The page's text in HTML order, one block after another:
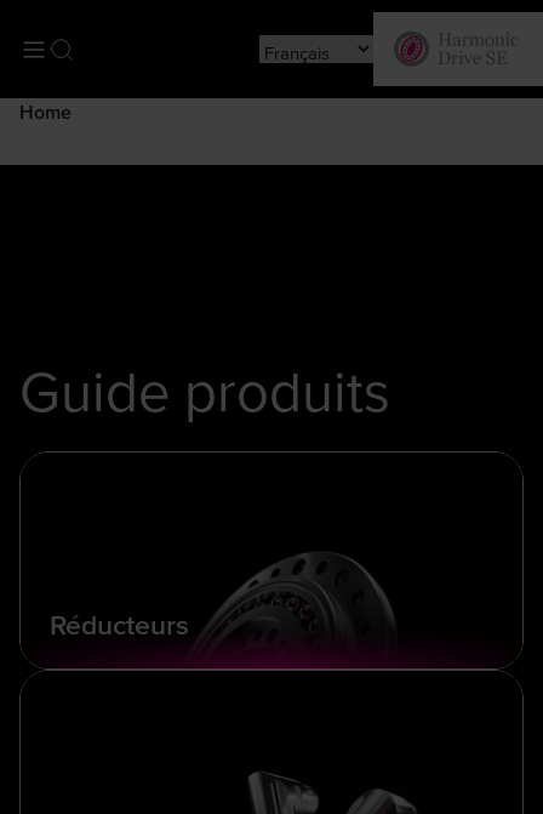
Home
Guide produits
Réducteurs
Réducteurs
Réducteurs
planétaires NouveautésLogiciel de